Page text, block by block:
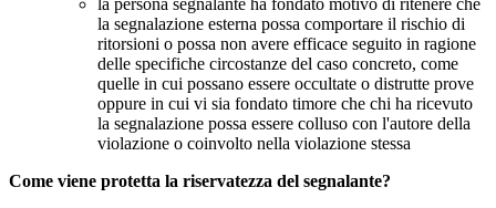
la persona segnalante ha fondato motivo di ritenere che
la segnalazione esterna possa comportare il rischio di
ritorsioni o possa non avere efficace seguito in ragione
delle specifiche circostanze del caso concreto, come
quelle in cui possano essere occultate o distrutte prove
oppure in cui vi sia fondato timore che chi ha ricevuto
la segnalazione possa essere colluso con l'autore della
violazione o coinvolto nella violazione stessa
Come viene protetta la riservatezza del segnalante?